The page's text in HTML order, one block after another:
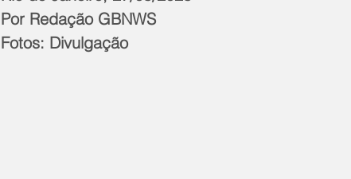
Por Redação GBNWS
Fotos: Divulgação